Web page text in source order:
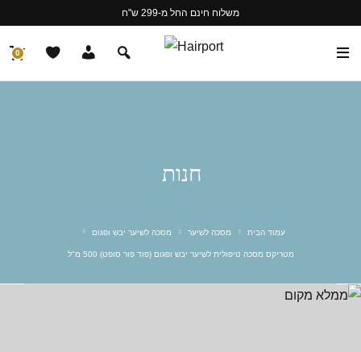
משלוח חינם החל מ-299 ש"ח
0
חנות
עמוד הבית מסכה לשיער מסכה לשיער יבש ופגום
מטריקס מסכה טיפולית לשיער יבש ופגום (פוד פור סופט) 500 מ"ל